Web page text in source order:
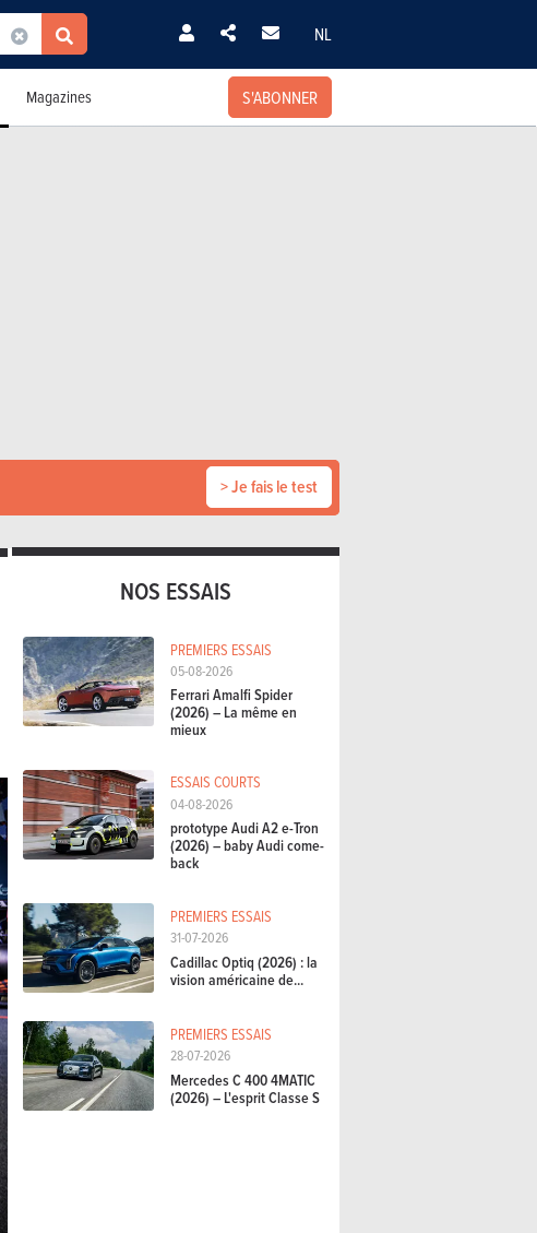
NL
Magazines S'ABONNER
> Je fais le test
NOS ESSAIS
PREMIERS ESSAIS
05-08-2026
Ferrari Amalfi Spider
(2026) – La même en
mieux
ESSAIS COURTS
04-08-2026
prototype Audi A2 e-Tron
(2026) – baby Audi come-
back
PREMIERS ESSAIS
31-07-2026
Cadillac Optiq (2026) : la
vision américaine de...
PREMIERS ESSAIS
28-07-2026
Mercedes C 400 4MATIC
(2026) – L'esprit Classe S